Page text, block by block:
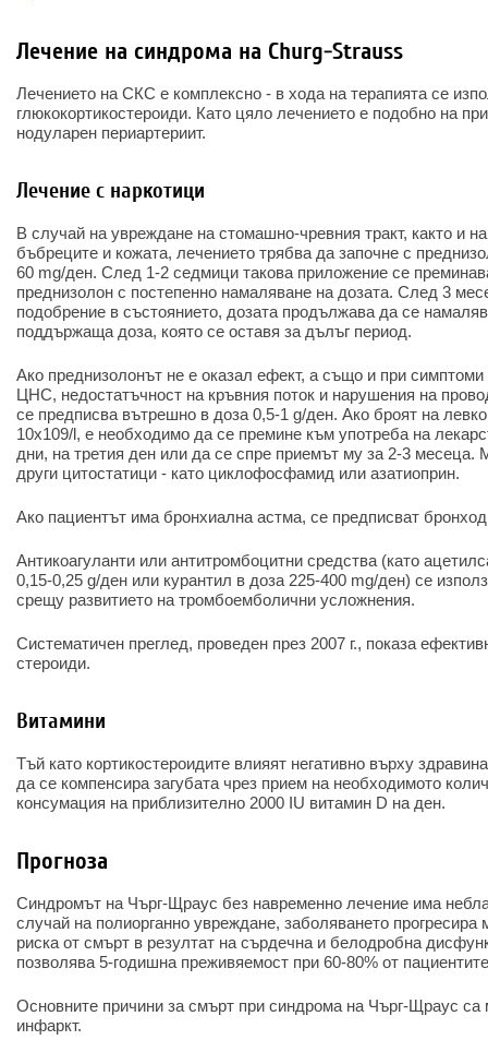
Лечение на синдрома на Churg-Strauss
Лечението на СКС е комплексно - в хода на терапията се
глюкокортикостероиди. Като цяло лечението е подобно на
нодуларен периартериит.
Лечение с наркотици
В случай на увреждане на стомашно-чревния тракт, както и
бъбреците и кожата, лечението трябва да започне с
60 mg/ден. След 1-2 седмици такова приложение се
преднизолон с постепенно намаляване на дозата. След 3
подобрение в състоянието, дозата продължава да се
поддържаща доза, която се оставя за дълъг период.
Ако преднизолонът не е оказал ефект, а също и при
ЦНС, недостатъчност на кръвния поток и нарушения на
се предписва вътрешно в доза 0,5-1 g/ден. Ако броят на
10x109/l, е необходимо да се премине към употреба на
дни, на третия ден или да се спре приемът му за 2-3 месеца.
други цитостатици - като циклофосфамид или азатиоприн.
Ако пациентът има бронхиална астма, се предписват
Антикоагуланти или антитромбоцитни средства (като
0,15-0,25 g/ден или курантил в доза 225-400 mg/ден) се
срещу развитието на тромбоемболични усложнения.
Систематичен преглед, проведен през 2007 г., показа
стероиди.
Витамини
Тъй като кортикостероидите влияят негативно върху
да се компенсира загубата чрез прием на необходимото
консумация на приблизително 2000 IU витамин D на ден.
Прогноза
Синдромът на Чърг-Щраус без навременно лечение има
случай на полиорганно увреждане, заболяването прогресира
риска от смърт в резултат на сърдечна и белодробна
позволява 5-годишна преживяемост при 60-80% от
Основните причини за смърт при синдрома на Чърг-Щраус са
инфаркт.